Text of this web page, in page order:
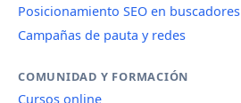
Posicionamiento SEO en buscadores
Campañas de pauta y redes
COMUNIDAD Y FORMACIÓN
Cursos online